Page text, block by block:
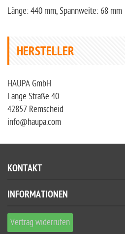
Länge: 440 mm, Spannweite: 68 mm
HERSTELLER
HAUPA GmbH
Lange Straße 40
42857 Remscheid
info@haupa.com
KONTAKT
INFORMATIONEN
Vertrag widerrufen